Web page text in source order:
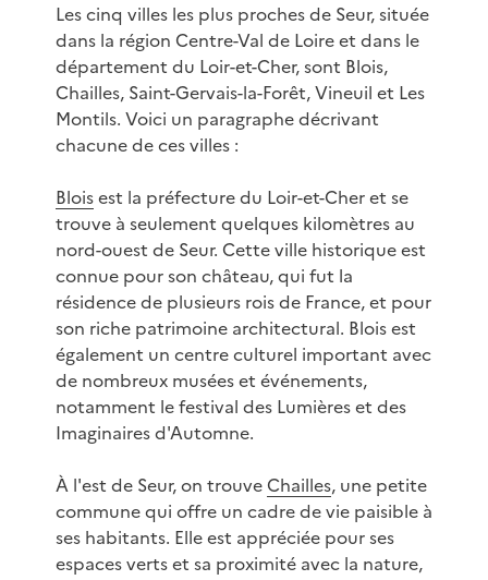
Les cinq villes les plus proches de Seur, située
dans la région Centre-Val de Loire et dans le
département du Loir-et-Cher, sont Blois,
Chailles, Saint-Gervais-la-Forêt, Vineuil et Les
Montils. Voici un paragraphe décrivant
chacune de ces villes :
Bloisest la préfecture du Loir-et-Cher et se
trouve à seulement quelques kilomètres au
nord-ouest de Seur. Cette ville historique est
connue pour son château, qui fut la
résidence de plusieurs rois de France, et pour
son riche patrimoine architectural. Blois est
également un centre culturel important avec
de nombreux musées et événements,
notamment le festival des Lumières et des
Imaginaires d'Automne.
À l'est de Seur, on trouve Chailles, une petite
commune qui offre un cadre de vie paisible à
ses habitants. Elle est appréciée pour ses
espaces verts et sa proximité avec la nature,